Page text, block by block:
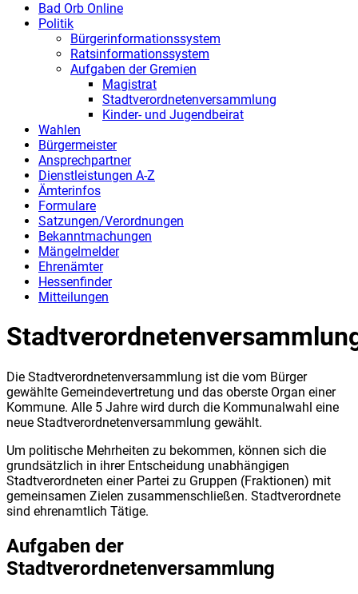
Bad Orb Online
Politik
Bürgerinformationssystem
Ratsinformationssystem
Aufgaben der Gremien
Magistrat
Stadtverordnetenversammlung
Kinder- und Jugendbeirat
Wahlen
Bürgermeister
Ansprechpartner
Dienstleistungen A-Z
Ämterinfos
Formulare
Satzungen/Verordnungen
Bekanntmachungen
Mängelmelder
Ehrenämter
Hessenfinder
Mitteilungen
Die Stadtverordnetenversammlung ist die vom Bürger
gewählte Gemeindevertretung und das oberste Organ einer
Kommune. Alle 5 Jahre wird durch die Kommunalwahl eine
neue Stadtverordnetenversammlung gewählt.
Um politische Mehrheiten zu bekommen, können sich die
grundsätzlich in ihrer Entscheidung unabhängigen
Stadtverordneten einer Partei zu Gruppen (Fraktionen) mit
gemeinsamen Zielen zusammenschließen. Stadtverordnete
sind ehrenamtlich Tätige.
Aufgaben der
Stadtverordnetenversammlung